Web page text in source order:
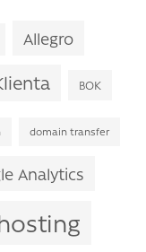
Allegro
BOK
domain transfer
Analytics